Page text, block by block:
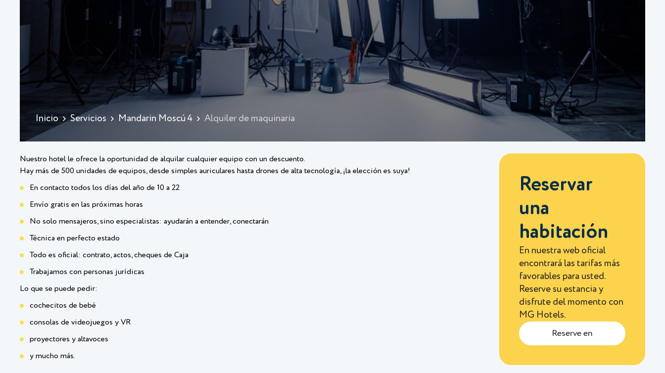
Inicio Servicios Mandarin Moscú 4 Alquiler de maquinaria
Nuestro hotel le ofrece la oportunidad de alquilar cualquier equipo con un descuento.
Hay más de 500 unidades de equipos, desde simples auriculares hasta drones de alta tecnología, ¡la elección es suya!
En contacto todos los días del año de 10 a 22
Envío gratis en las próximas horas
No solo mensajeros, sino especialistas: ayudarán a entender, conectarán
Técnica en perfecto estado
Todo es oficial: contrato, actos, cheques de Caja
Trabajamos con personas jurídicas
Lo que se puede pedir:
cochecitos de bebé
consolas de videojuegos y VR
proyectores y altavoces
y mucho más.
Reservar
una
habitación
En nuestra web oficial
encontrará las tarifas más
favorables para usted.
Reserve su estancia y
disfrute del momento con
MG Hotels.
Reserve en